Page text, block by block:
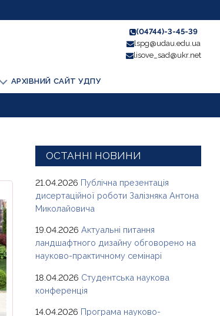
(04744)-3-45-39
lspg@udau.edu.ua
lisove_sad@ukr.net
АРХІВНИЙ САЙТ УДПУ
ОСТАННІ НОВИНИ
21.04.2026 Публічна презентація
дисертаційної роботи Залізняка Антона
Миколайовича
19.04.2026Актуальні питання
ландшафтного дизайну обговорено на
науково-практичному семінарі
18.04.2026 Студентська наукова
конференція
14.04.2026 Програма науково-